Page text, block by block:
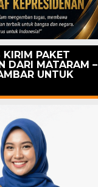
KIRIM PAKET
DARI MATARAM –
UNTUK